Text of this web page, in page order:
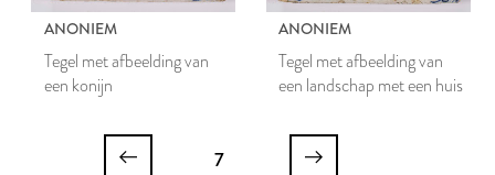
ANONIEM
Tegel met afbeelding van
een konijn
ANONIEM
Tegel met afbeelding van
een landschap met een huis
7